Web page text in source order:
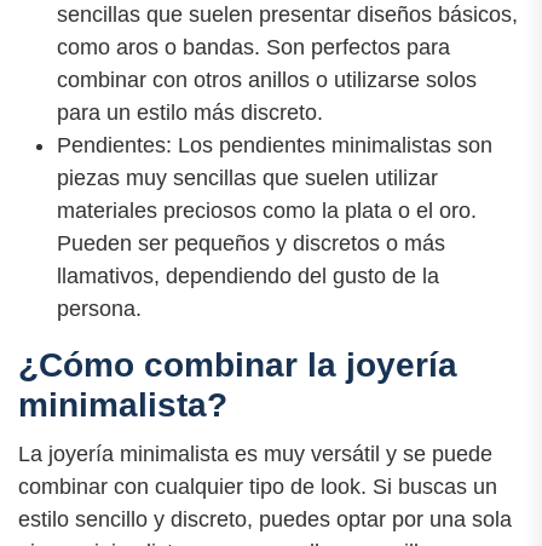
sencillas que suelen presentar diseños básicos,
como aros o bandas. Son perfectos para
combinar con otros anillos o utilizarse solos
para un estilo más discreto.
Pendientes: Los pendientes minimalistas son
piezas muy sencillas que suelen utilizar
materiales preciosos como la plata o el oro.
Pueden ser pequeños y discretos o más
llamativos, dependiendo del gusto de la
persona.
¿Cómo combinar la joyería
minimalista?
La joyería minimalista es muy versátil y se puede
combinar con cualquier tipo de look. Si buscas un
estilo sencillo y discreto, puedes optar por una sola